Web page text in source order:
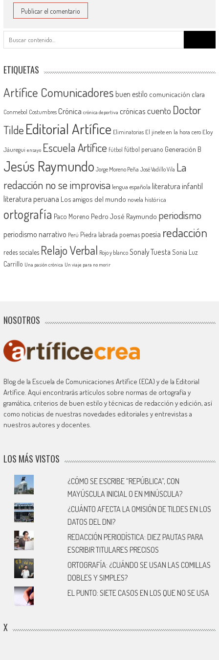
ETIQUETAS
Artífice Comunicadores buen estilo comunicación clara
Conmebol Costumbres Crónica crónica deportiva crónicascuento Doctor
Tilde Editorial Artífice Eliminatorias El jinete en la hora cero Eloy
Jáuregui ensayo Escuela Artífice fútbol fútbol peruano Generación B
Jesús Raymundo Jorge Moreno Peña José Vadillo Vila La
redacción no se improvisa lengua española literatura infantil
literatura peruana Los amigos del mundo novela histórica
ortografía Paco Moreno Pedro José Raymundo periodismo
periodismo narrativo Perú Piedra labrada poemas poesía redacción
redes sociales Relajo Verbal Rojo y blanco Sonaly Tuesta Sonia Luz
Carrillo Una pasión crónica Un viaje para no morir
NOSOTROS
Blog de la Escuela de Comunicaciones Artífice (ECA) y de la Editorial
Artífice. Aquí encontrarás artículos sobre normas de ortografía y
gramática, criterios de buen estilo y técnicas de redacción y edición, así
como noticias de nuestras novedades editoriales y entrevistas a
nuestros autores y docentes.
LOS MÁS VISTOS
¿CÓMO SE ESCRIBE “REPÚBLICA”, CON
MAYÚSCULA INICIAL O EN MINÚSCULA?
¿CUÁNTO AFECTA LA OMISIÓN DE TILDES EN LOS
DATOS DEL DNI?
REDACCIÓN PERIODÍSTICA: DIEZ PAUTAS PARA
ESCRIBIR TITULARES PRECISOS
ORTOGRAFÍA: ¿CUÁNDO SE USAN LAS COMILLAS
DOBLES Y SIMPLES?
EL PUNTO: SIETE CASOS EN LOS QUE NO SE USA
X